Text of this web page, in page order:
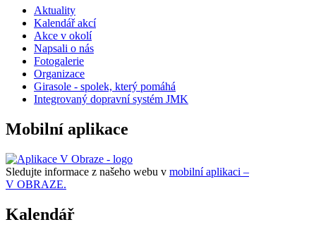
Aktuality
Kalendář akcí
Akce v okolí
Napsali o nás
Fotogalerie
Organizace
Girasole - spolek, který pomáhá
Integrovaný dopravní systém JMK
Mobilní aplikace
Sledujte informace z našeho webu v mobilní aplikaci –
V OBRAZE.
Kalendář